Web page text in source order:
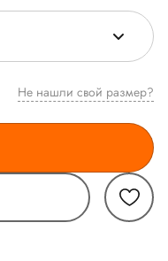
Не нашли свой размер?